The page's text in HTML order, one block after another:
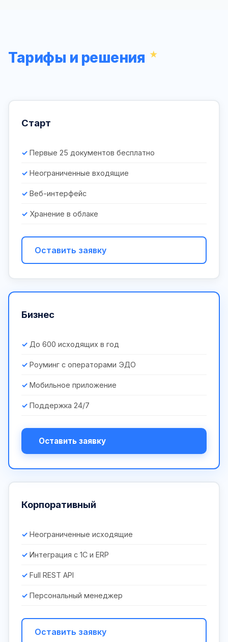
Тарифы и решения
Старт
Первые 25 документов бесплатно
Неограниченные входящие
Веб-интерфейс
Хранение в облаке
Оставить заявку
Бизнес
До 600 исходящих в год
Роуминг с операторами ЭДО
Мобильное приложение
Поддержка 24/7
Оставить заявку
Корпоративный
Неограниченные исходящие
Интеграция с 1С и ERP
Full REST API
Персональный менеджер
Оставить заявку